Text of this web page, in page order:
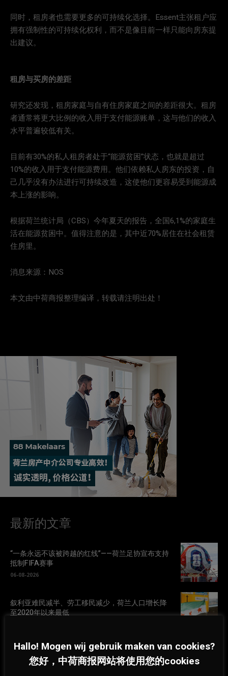
同时，租房者也需要更多的可持续化选择。Essent主张租户应
拥有强制性的可持续化权利，而不是像目前一样只能向房东提
出建议。
租房与买房的差距
研究还发现，租房家庭与自有住房家庭之间的差距很大。租房
者通常将更大比例的收入用于支付能源账单，这与他们的收入
水平普遍较低有关。
目前有30%的私人租房者处于“能源贫困”状态，也就是超过
10%的收入用于支付能源费用。他们依赖私人房东的投资，自
己几乎没有办法进行可持续改造，这使他们更容易受到能源成
本上涨的影响。
根据荷兰统计局（CBS）今年夏天的报告，全国6,1%的家庭生
活在能源贫困中。值得注意的是，其中近70%居住在社会租赁
住房里。
消息来源：NOS
本文由中荷商报整理编译，转载请注明出处！
最新的文章
“一条永远不该被跨越的红线”——荷兰足协宣布支持
抵制FIFA赛事
06-08-2026
叙利亚难民减半、劳工移民减少，荷兰人口增长降
至2020年以来最低
荷兰林堡森林火灾扩大至百公顷，250名消防员连夜
Hallo! Mogen wij gebruik maken van cookies?
您好，中荷商报网站将使用您的cookies